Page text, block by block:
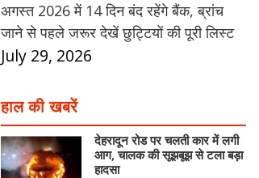
अगस्त 2026 में 14 दिन बंद रहेंगे बैंक, ब्रांच
जाने से पहले जरूर देखें छुट्टियों की पूरी लिस्ट
July 29, 2026
हाल की खबरें
देहरादून रोड पर चलती कार में लगी
आग, चालक की सूझबूझ से टला बड़ा
हादसा